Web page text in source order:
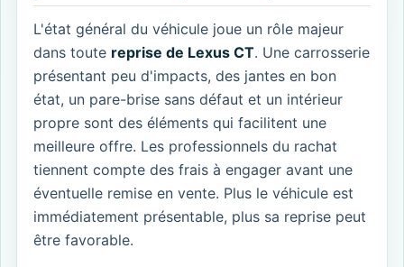
L'état général du véhicule joue un rôle majeur
dans toute reprise de Lexus CT. Une carrosserie
présentant peu d'impacts, des jantes en bon
état, un pare-brise sans défaut et un intérieur
propre sont des éléments qui facilitent une
meilleure offre. Les professionnels du rachat
tiennent compte des frais à engager avant une
éventuelle remise en vente. Plus le véhicule est
immédiatement présentable, plus sa reprise peut
être favorable.